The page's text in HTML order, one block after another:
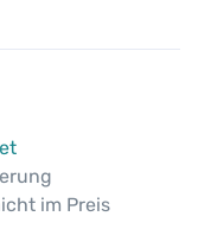
im Preis